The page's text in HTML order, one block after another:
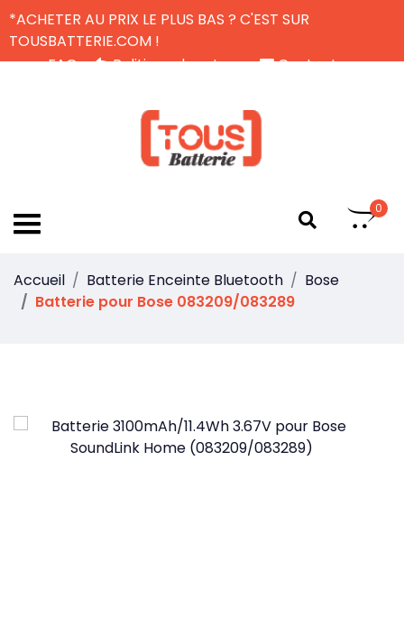
*ACHETER AU PRIX LE PLUS BAS ? C'EST SUR
TOUSBATTERIE.COM !
FAQ
Politique de retour
Contactez-nous
0
Accueil Batterie Enceinte Bluetooth
Bose
Batterie pour Bose 083209/083289